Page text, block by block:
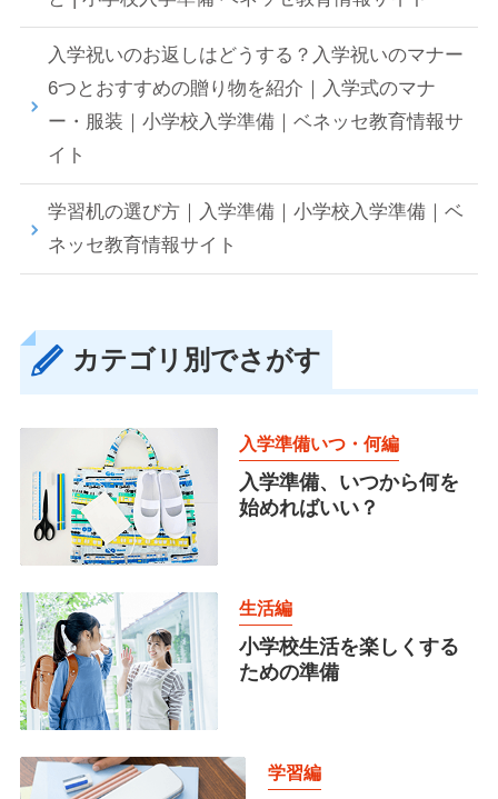
入学祝いのお返しはどうする？入学祝いのマナー
6つとおすすめの贈り物を紹介｜入学式のマナ
ー・服装｜小学校入学準備｜ベネッセ教育情報サ
イト
学習机の選び方｜入学準備｜小学校入学準備｜ベ
ネッセ教育情報サイト
カテゴリ別でさがす
入学準備いつ・何編
入学準備、いつから何を
始めればいい？
生活編
小学校生活を楽しくする
ための準備
学習編